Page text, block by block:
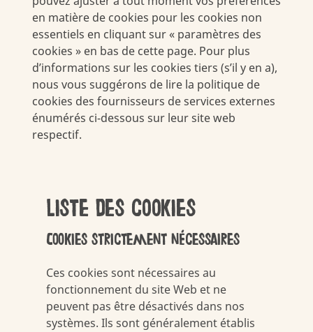
en matière de cookies pour les cookies non
essentiels en cliquant sur « paramètres des
cookies » en bas de cette page. Pour plus
d’informations sur les cookies tiers (s’il y en a),
nous vous suggérons de lire la politique de
cookies des fournisseurs de services externes
énumérés ci-dessous sur leur site web
respectif.
Liste des cookies
Cookies strictement nécessaires
Ces cookies sont nécessaires au
fonctionnement du site Web et ne
peuvent pas être désactivés dans nos
systèmes. Ils sont généralement établis